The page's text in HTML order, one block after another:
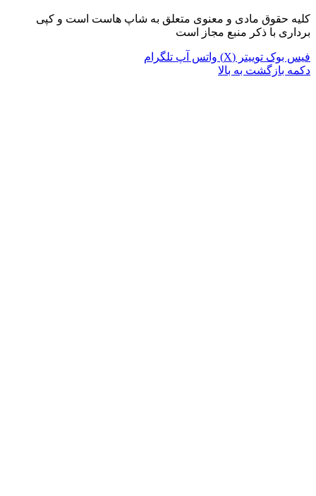
کلیه حقوق مادی و معنوی متعلق به شاپ هاست است و کپی
برداری با ذکر منبع مجاز است
فیس بوک توییتر (X) واتس آپ تلگرام
دکمه بازگشت به بالا